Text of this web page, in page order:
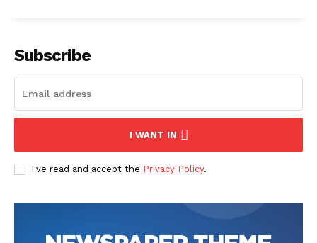
Subscribe
I WANT IN
I've read and accept the Privacy Policy.